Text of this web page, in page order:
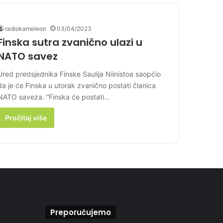
radiokameleon 03/04/2023
sutra zvanično ulazi u
savez
predsjednika Finske Saulija Niinistoa saopćio
je će Finska u utorak zvanično postati članica
saveza. “Finska će postati…
Pročitaj više
Preporučujemo